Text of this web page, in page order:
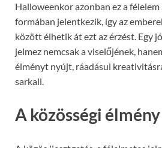
Halloweenkor azonban ez a
formában jelentkezik, így az
között élhetik át ezt az érzést. Egy
jelmez nemcsak a viselőjének,
élményt nyújt, ráadásul
sarkall.
A közösségi